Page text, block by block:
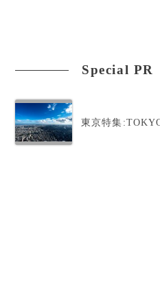
Special PR
東京特集